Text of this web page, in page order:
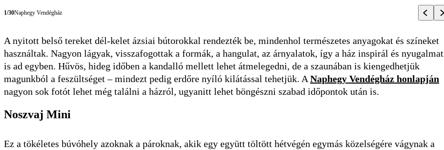
1/30Naphegy Vendégház
A nyitott belső tereket dél-kelet ázsiai bútorokkal rendezték be, mindenhol természetes anyagokat és színeket
használtak. Nagyon lágyak, visszafogottak a formák, a hangulat, az árnyalatok, így a ház inspirál és nyugalmat
is ad egyben. Hűvös, hideg időben a kandalló mellett lehet átmelegedni, de a szaunában is kiengedhetjük
magunkból a feszültséget – mindezt pedig erdőre nyíló kilátással tehetjük. A Naphegy Vendégház honlapján
nagyon sok fotót lehet még találni a házról, ugyanitt lehet böngészni szabad időpontok után is.
Noszvaj Mini
Ez a tökéletes búvóhely azoknak a pároknak, akik egy együtt töltött hétvégén egymás közelségére vágynak a